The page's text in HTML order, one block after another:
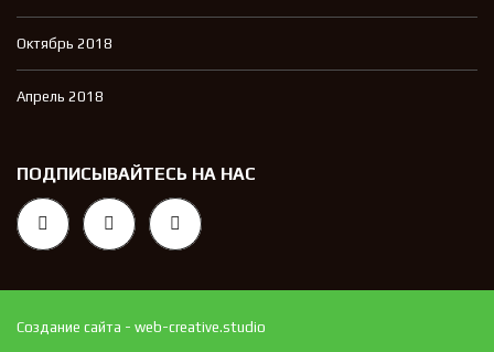
Октябрь 2018
Апрель 2018
ПОДПИСЫВАЙТЕСЬ НА НАС
Создание сайта - web-creative.studio